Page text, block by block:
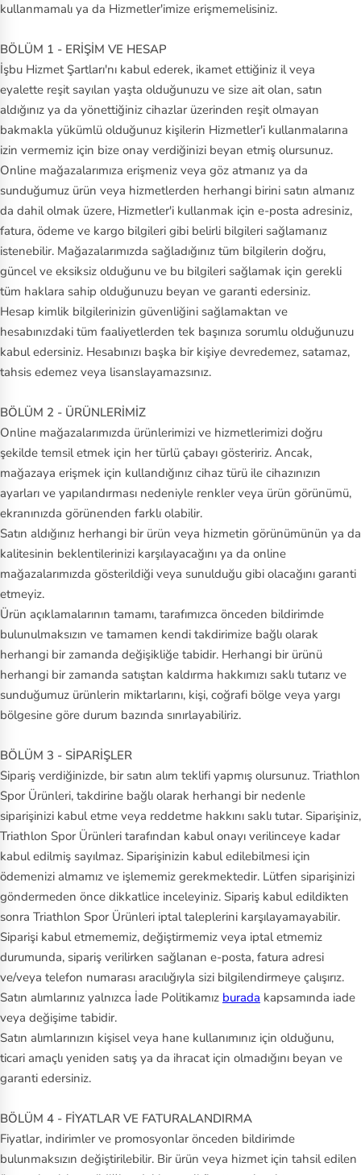
V
s
Vi
ct
or
in
ox
kullanmamalı ya da Hizmetler'imize erişmemelisiniz.
BÖLÜM 1 - ERİŞİM VE HESAP
İşbu Hizmet Şartları'nı kabul ederek, ikamet ettiğiniz il veya
eyalette reşit sayılan yaşta olduğunuzu ve size ait olan, satın
aldığınız ya da yönettiğiniz cihazlar üzerinden reşit olmayan
bakmakla yükümlü olduğunuz kişilerin Hizmetler'i kullanmalarına
izin vermemiz için bize onay verdiğinizi beyan etmiş olursunuz.
Online mağazalarımıza erişmeniz veya göz atmanız ya da
sunduğumuz ürün veya hizmetlerden herhangi birini satın almanız
da dahil olmak üzere, Hizmetler'i kullanmak için e-posta adresiniz,
fatura, ödeme ve kargo bilgileri gibi belirli bilgileri sağlamanız
istenebilir. Mağazalarımızda sağladığınız tüm bilgilerin doğru,
güncel ve eksiksiz olduğunu ve bu bilgileri sağlamak için gerekli
tüm haklara sahip olduğunuzu beyan ve garanti edersiniz.
Hesap kimlik bilgilerinizin güvenliğini sağlamaktan ve
hesabınızdaki tüm faaliyetlerden tek başınıza sorumlu olduğunuzu
kabul edersiniz. Hesabınızı başka bir kişiye devredemez, satamaz,
tahsis edemez veya lisanslayamazsınız.
BÖLÜM 2 - ÜRÜNLERİMİZ
Online mağazalarımızda ürünlerimizi ve hizmetlerimizi doğru
şekilde temsil etmek için her türlü çabayı gösteririz. Ancak,
mağazaya erişmek için kullandığınız cihaz türü ile cihazınızın
ayarları ve yapılandırması nedeniyle renkler veya ürün görünümü,
ekranınızda görünenden farklı olabilir.
Satın aldığınız herhangi bir ürün veya hizmetin görünümünün ya da
kalitesinin beklentilerinizi karşılayacağını ya da online
mağazalarımızda gösterildiği veya sunulduğu gibi olacağını garanti
etmeyiz.
Ürün açıklamalarının tamamı, tarafımızca önceden bildirimde
bulunulmaksızın ve tamamen kendi takdirimize bağlı olarak
herhangi bir zamanda değişikliğe tabidir. Herhangi bir ürünü
herhangi bir zamanda satıştan kaldırma hakkımızı saklı tutarız ve
sunduğumuz ürünlerin miktarlarını, kişi, coğrafi bölge veya yargı
bölgesine göre durum bazında sınırlayabiliriz.
BÖLÜM 3 - SİPARİŞLER
Sipariş verdiğinizde, bir satın alım teklifi yapmış olursunuz. Triathlon
Spor Ürünleri, takdirine bağlı olarak herhangi bir nedenle
siparişinizi kabul etme veya reddetme hakkını saklı tutar. Siparişiniz,
Triathlon Spor Ürünleri tarafından kabul onayı verilinceye kadar
kabul edilmiş sayılmaz. Siparişinizin kabul edilebilmesi için
ödemenizi almamız ve işlememiz gerekmektedir. Lütfen siparişinizi
göndermeden önce dikkatlice inceleyiniz. Sipariş kabul edildikten
sonra Triathlon Spor Ürünleri iptal taleplerini karşılayamayabilir.
Siparişi kabul etmememiz, değiştirmemiz veya iptal etmemiz
durumunda, sipariş verilirken sağlanan e-posta, fatura adresi
ve/veya telefon numarası aracılığıyla sizi bilgilendirmeye çalışırız.
Satın alımlarınız yalnızca İade Politikamız burada kapsamında iade
veya değişime tabidir.
Satın alımlarınızın kişisel veya hane kullanımınız için olduğunu,
ticari amaçlı yeniden satış ya da ihracat için olmadığını beyan ve
garanti edersiniz.
BÖLÜM 4 - FİYATLAR VE FATURALANDIRMA
Fiyatlar, indirimler ve promosyonlar önceden bildirimde
bulunmaksızın değiştirilebilir. Bir ürün veya hizmet için tahsil edilen